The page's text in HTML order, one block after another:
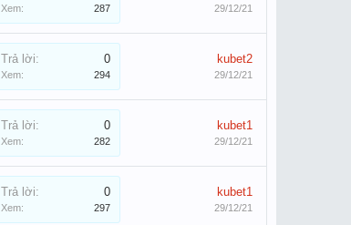
Xem: 287 29/12/21
Trả lời: 0
Xem: 294
kubet2
29/12/21
Trả lời: 0
Xem: 282
kubet1
29/12/21
Trả lời: 0
Xem: 297
kubet1
29/12/21